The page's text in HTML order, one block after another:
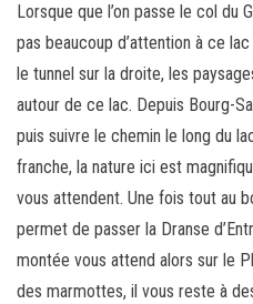
Lorsque que l’on passe le col du
pas beaucoup d’attention à ce
le tunnel sur la droite, les
autour de ce lac. Depuis Bourg-
puis suivre le chemin le long du
franche, la nature ici est
vous attendent. Une fois tout au
permet de passer la Dranse
montée vous attend alors sur le
des marmottes, il vous reste à